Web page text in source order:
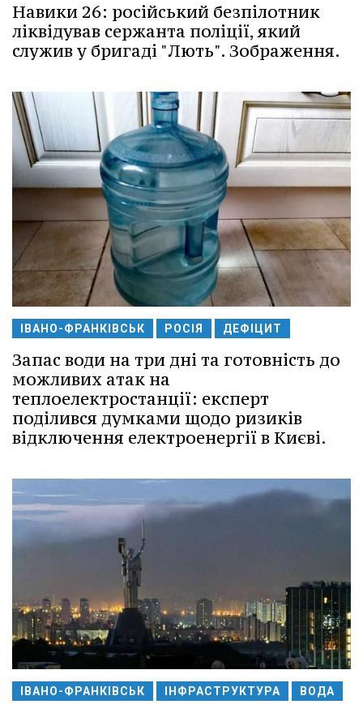
Навики 26: російський безпілотник
ліквідував сержанта поліції, який
служив у бригаді "Лють". Зображення.
ІВАНО-ФРАНКІВСЬК РОСІЯ ДЕФІЦИТ
Запас води на три дні та готовність до
можливих атак на
теплоелектростанції: експерт
поділився думками щодо ризиків
відключення електроенергії в Києві.
ІВАНО-ФРАНКІВСЬК ІНФРАСТРУКТУРА ВОДА